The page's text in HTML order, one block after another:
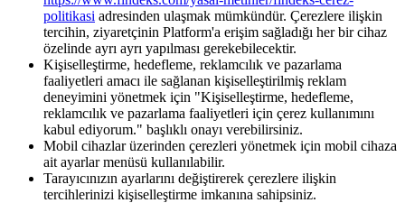
politikasi adresinden ulaşmak mümkündür. Çerezlere ilişkin
tercihin, ziyaretçinin Platform'a erişim sağladığı her bir cihaz
özelinde ayrı ayrı yapılması gerekebilecektir.
Kişiselleştirme, hedefleme, reklamcılık ve pazarlama
faaliyetleri amacı ile sağlanan kişiselleştirilmiş reklam
deneyimini yönetmek için "Kişiselleştirme, hedefleme,
reklamcılık ve pazarlama faaliyetleri için çerez kullanımını
kabul ediyorum." başlıklı onayı verebilirsiniz.
Mobil cihazlar üzerinden çerezleri yönetmek için mobil cihaza
ait ayarlar menüsü kullanılabilir.
Tarayıcınızın ayarlarını değiştirerek çerezlere ilişkin
tercihlerinizi kişiselleştirme imkanına sahipsiniz.